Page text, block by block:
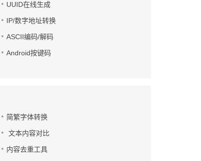
UUID在线生成
IP/数字地址转换
ASCII编码/解码
Android按键码
简繁字体转换
文本内容对比
内容去重工具